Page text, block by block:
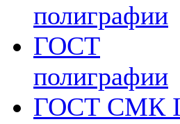
полиграфии
ГОСТ
полиграфии
ГОСТ СМК